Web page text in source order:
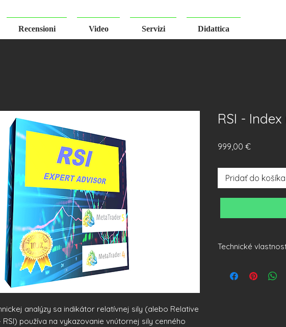
Recensioni Video Servizi Didattica
analýzy sa indikátor relatívnej sily (alebo Relative
RSI) používa na vykazovanie vnútornej sily cenného
RSI -
999,00 €Price
Pridať do košíka
Technické
môže fungovať v